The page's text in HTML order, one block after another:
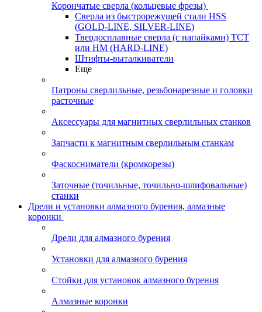
Корончатые сверла (кольцевые фрезы)
Сверла из быстрорежущей стали HSS
(GOLD-LINE, SILVER-LINE)
Твердосплавные сверла (с напайками) ТСТ
или HM (HARD-LINE)
Штифты-выталкиватели
Еще
Патроны сверлильные, резьбонарезные и головки
расточные
Аксессуары для магнитных сверлильных станков
Запчасти к магнитным сверлильным станкам
Фаскосниматели (кромкорезы)
Заточные (точильные, точильно-шлифовальные)
станки
Дрели и установки алмазного бурения, алмазные
коронки
Дрели для алмазного бурения
Установки для алмазного бурения
Стойки для установок алмазного бурения
Алмазные коронки